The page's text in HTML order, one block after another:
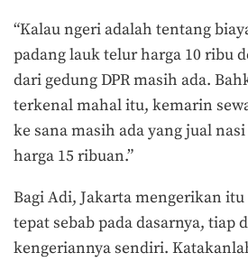
“Kalau ngeri adalah tentang
padang lauk telur harga 10 ribu
dari gedung DPR masih ada.
terkenal mahal itu, kemarin
ke sana masih ada yang jual
harga 15 ribuan.”
Bagi Adi, Jakarta mengerikan
tepat sebab pada dasarnya, tiap
kengeriannya sendiri.